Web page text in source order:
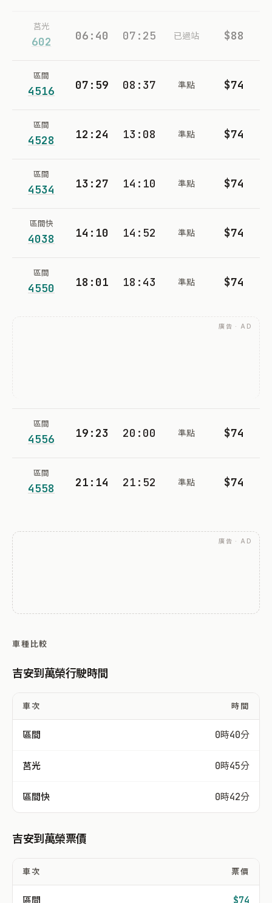
莒光
602 06:40 07:25 已過站 $88
區間
4516 07:59 08:37 準點 $74
區間
4528 12:24 13:08 準點 $74
區間
4534 13:27 14:10 準點 $74
區間快
4038 14:10 14:52 準點 $74
區間
4550 18:01 18:43 準點 $74
廣告 · AD
區間
4556 19:23 20:00 準點 $74
區間
4558 21:14 21:52 準點 $74
廣告 · AD
車種比較
吉安到萬榮行駛時間
車次 時間
區間 0時40分
莒光 0時45分
區間快 0時42分
吉安到萬榮票價
車次 票價
區間 $74